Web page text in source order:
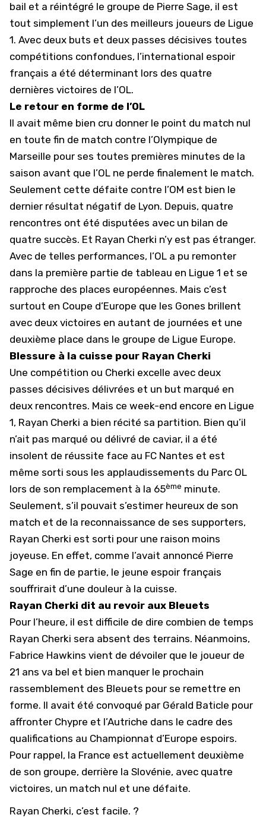
bail et a réintégré le groupe de Pierre Sage, il est
tout simplement l’un des meilleurs joueurs de Ligue
1. Avec deux buts et deux passes décisives toutes
compétitions confondues, l’international espoir
français a été déterminant lors des quatre
dernières victoires de l’OL.
Le retour en forme de l’OL
Il avait même bien cru donner le point du match nul
en toute fin de match contre l’Olympique de
Marseille pour ses toutes premières minutes de la
saison avant que l’OL ne perde finalement le match.
Seulement cette défaite contre l’OM est bien le
dernier résultat négatif de Lyon. Depuis, quatre
rencontres ont été disputées avec un bilan de
quatre succès. Et Rayan Cherki n’y est pas étranger.
Avec de telles performances, l’OL a pu remonter
dans la première partie de tableau en Ligue 1 et se
rapproche des places européennes. Mais c’est
surtout en Coupe d’Europe que les Gones brillent
avec deux victoires en autant de journées et une
deuxième place dans le groupe de Ligue Europe.
Blessure à la cuisse pour Rayan Cherki
Une compétition ou Cherki excelle avec deux
passes décisives délivrées et un but marqué en
deux rencontres. Mais ce week-end encore en Ligue
1, Rayan Cherki a bien récité sa partition. Bien qu’il
n’ait pas marqué ou délivré de caviar, il a été
insolent de réussite face au FC Nantes et est
même sorti sous les applaudissements du Parc OL
lors de son remplacement à la 65ème minute.
Seulement, s’il pouvait s’estimer heureux de son
match et de la reconnaissance de ses supporters,
Rayan Cherki est sorti pour une raison moins
joyeuse. En effet, comme l’avait annoncé Pierre
Sage en fin de partie, le jeune espoir français
souffrirait d’une douleur à la cuisse.
Rayan Cherki dit au revoir aux Bleuets
Pour l’heure, il est difficile de dire combien de temps
Rayan Cherki sera absent des terrains. Néanmoins,
Fabrice Hawkins vient de dévoiler que le joueur de
21 ans va bel et bien manquer le prochain
rassemblement des Bleuets pour se remettre en
forme. Il avait été convoqué par Gérald Baticle pour
affronter Chypre et l’Autriche dans le cadre des
qualifications au Championnat d’Europe espoirs.
Pour rappel, la France est actuellement deuxième
de son groupe, derrière la Slovénie, avec quatre
victoires, un match nul et une défaite.
Rayan Cherki, c’est facile. ?